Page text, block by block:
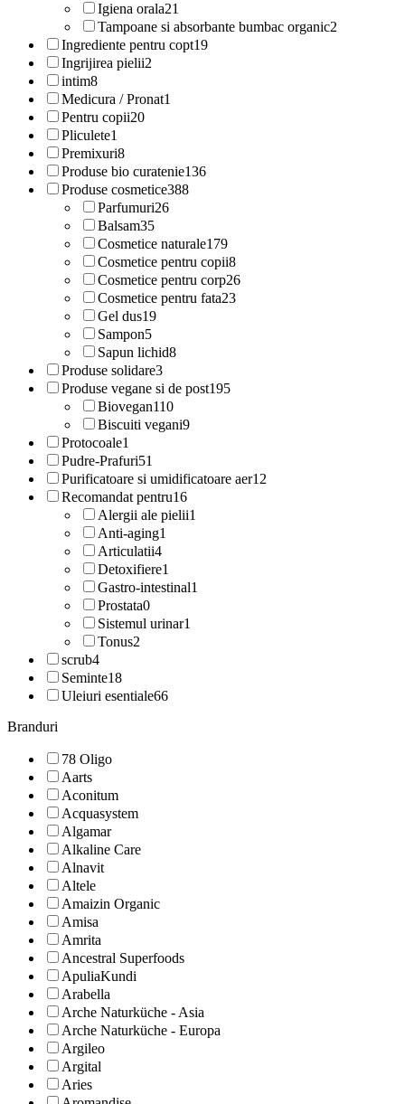
Igiena orala21
Tampoane si absorbante bumbac organic2
Ingrediente pentru copt19
Ingrijirea pielii2
intim8
Medicura / Pronat1
Pentru copii20
Pliculete1
Premixuri8
Produse bio curatenie136
Produse cosmetice388
Parfumuri26
Balsam35
Cosmetice naturale179
Cosmetice pentru copii8
Cosmetice pentru corp26
Cosmetice pentru fata23
Gel dus19
Sampon5
Sapun lichid8
Produse solidare3
Produse vegane si de post195
Biovegan110
Biscuiti vegani9
Protocoale1
Pudre-Prafuri51
Purificatoare si umidificatoare aer12
Recomandat pentru16
Alergii ale pielii1
Anti-aging1
Articulatii4
Detoxifiere1
Gastro-intestinal1
Prostata0
Sistemul urinar1
Tonus2
scrub4
Seminte18
Uleiuri esentiale66
Branduri
78 Oligo
Aarts
Aconitum
Acquasystem
Algamar
Alkaline Care
Alnavit
Altele
Amaizin Organic
Amisa
Amrita
Ancestral Superfoods
ApuliaKundi
Arabella
Arche Naturküche - Asia
Arche Naturküche - Europa
Argileo
Argital
Aries